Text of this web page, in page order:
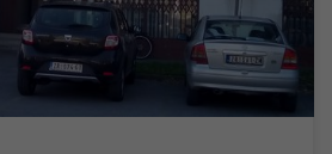
броју телефона 023/534-097 као и […]